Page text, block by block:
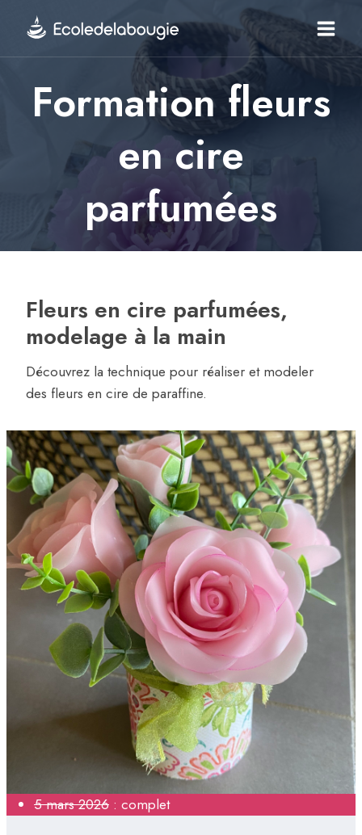
contenu
Formation fleurs
en cire
parfumées
Fleurs en cire parfumées,
modelage à la main
Découvrez la technique pour réaliser et modeler
des fleurs en cire de paraffine.
5 mars 2026 : complet